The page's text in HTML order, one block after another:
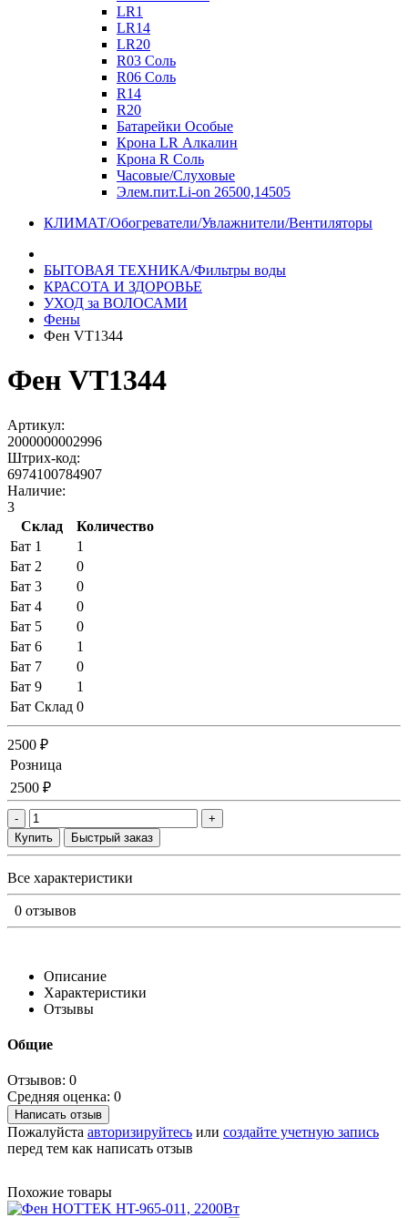
LR1
LR14
LR20
R03 Соль
R06 Соль
R14
R20
Батарейки Особые
Крона LR Алкалин
Крона R Соль
Часовые/Слуховые
Элем.пит.Li-on 26500,14505
КЛИМАТ/Обогреватели/Увлажнители/Вентиляторы
БЫТОВАЯ ТЕХНИКА/Фильтры воды
КРАСОТА И ЗДОРОВЬЕ
УХОД за ВОЛОСАМИ
Фены
Фен VT1344
Фен VT1344
Артикул:
2000000002996
Штрих-код:
6974100784907
Наличие:
3
Склад
Количество
Бат 1
1
Бат 2
0
Бат 3
0
Бат 4
0
Бат 5
0
Бат 6
1
Бат 7
0
Бат 9
1
Бат Склад 0
2500 ₽
Розница
2500 ₽
-
+
Купить
Быстрый заказ
Все характеристики
0 отзывов
Описание
Характеристики
Отзывы
Общие
Отзывов: 0
Средняя оценка: 0
Написать отзыв
Пожалуйста авторизируйтесь или создайте учетную запись
перед тем как написать отзыв
Похожие товары